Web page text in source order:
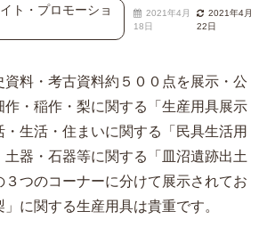
ト・プロモーショ
2021年4月
18日
2021年4月
22日
資料・考古資料約５００点を展示・公
作・稲作・梨に関する「生産用具展示
・生活・住まいに関する「民具生活用
器・石器等に関する「皿沼遺跡出土
つのコーナーに分けて展示されてお
に関する生産用具は貴重です。